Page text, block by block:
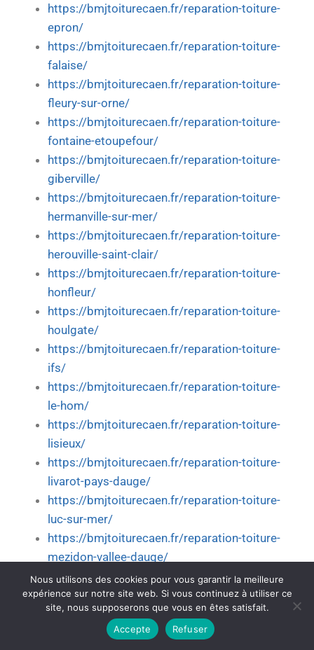
https://bmjtoiturecaen.fr/reparation-toiture-
epron/
https://bmjtoiturecaen.fr/reparation-toiture-
falaise/
https://bmjtoiturecaen.fr/reparation-toiture-
fleury-sur-orne/
https://bmjtoiturecaen.fr/reparation-toiture-
fontaine-etoupefour/
https://bmjtoiturecaen.fr/reparation-toiture-
giberville/
https://bmjtoiturecaen.fr/reparation-toiture-
hermanville-sur-mer/
https://bmjtoiturecaen.fr/reparation-toiture-
herouville-saint-clair/
https://bmjtoiturecaen.fr/reparation-toiture-
honfleur/
https://bmjtoiturecaen.fr/reparation-toiture-
houlgate/
https://bmjtoiturecaen.fr/reparation-toiture-
ifs/
https://bmjtoiturecaen.fr/reparation-toiture-
le-hom/
https://bmjtoiturecaen.fr/reparation-toiture-
lisieux/
https://bmjtoiturecaen.fr/reparation-toiture-
livarot-pays-dauge/
https://bmjtoiturecaen.fr/reparation-toiture-
luc-sur-mer/
https://bmjtoiturecaen.fr/reparation-toiture-
mezidon-vallee-dauge/
https://bmjtoiturecaen.fr/reparation-toiture-
mondeville/
https://bmjtoiturecaen.fr/reparation-toiture-
moult-chicheboville/
Nous utilisons des cookies pour vous garantir la meilleure
expérience sur notre site web. Si vous continuez à utiliser ce
site, nous supposerons que vous en êtes satisfait.
Accepte
Refuser